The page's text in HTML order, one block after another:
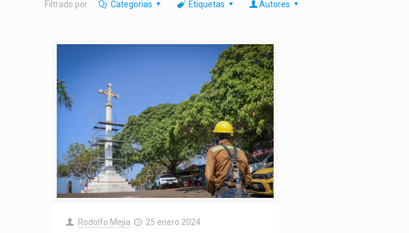
Filtrado por Categorias Etiquetas Autores
Rodolfo Mejia 25 enero 2024